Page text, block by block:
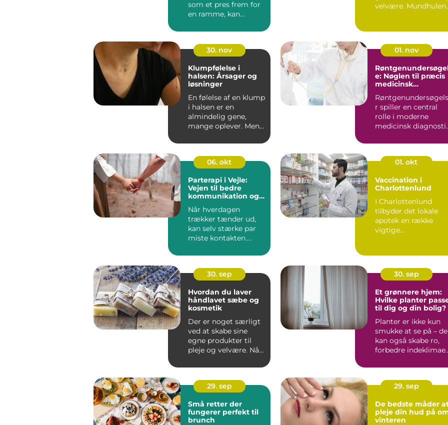
som et pres frem for
en ramme, kan
psykoterapeut vær...
velvære. Mundhulen
30. nov
Klumpfølelse i
halsen: Årsager og
løsninger
En følelse af en klump
i halsen er en
almindelig gene,
mange oplever. Mens
01. nov
e: Nøglen til præcis
medicinsk
r spiller en central
rolle i moderne
medicinsk
06. okt
Parterapi i Vejle:
Vejen til bedre
kommunikation og
Når hverdagen
trækker tænder ud,
kan selv stærke par
miste kontakten.
01. okt
Vaccination i
Charlottenlund
I Charlottenlund
tilbyder det lokale
apotek en række
vigtige
30. sep
Hvordan du laver
håndlavet sæbe og
kosmetik
Der er noget særligt
ved at skabe sine
egne produkter til
pleje og velvære. Når
30. sep
Et grønnere hjem:
Hvilke planter
til dig og din bolig?
Planter er ikke kun
smukke at se på – de
kan også skabe ro,
forbedre indeklimaet
29. sep
Små retter der
fungerer perfekt til
brunch
29. sep
De bedste måder
pleje din hud på
vinteren